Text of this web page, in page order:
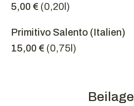
5,00 € (0,20l)
Primitivo Salento (Italien)
15,00 € (0,75l)
Beilage